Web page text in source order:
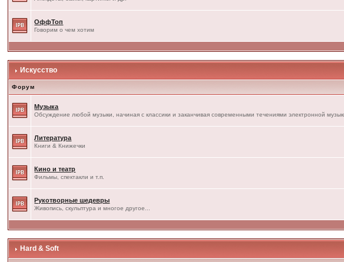
ОффТоп
Говорим о чем хотим
Искусство
Форум
Музыка
Обсуждение любой музыки, начиная с классики и заканчивая современными течениями электронной
Литература
Книги & Книжечки
Кино и театр
Фильмы, спектакли и т.п.
Рукотворные шедевры
Живопись, скульптура и многое другое...
Hard & Soft